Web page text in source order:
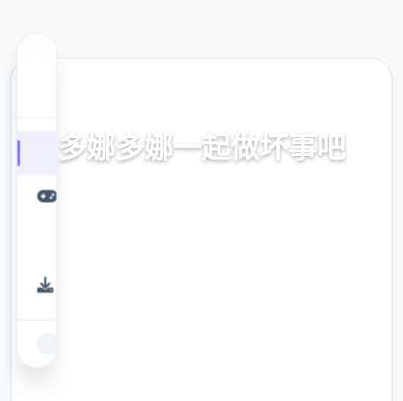
多娜多娜一起做坏事吧
官方中文，中文下载，中文入口，官网入口，